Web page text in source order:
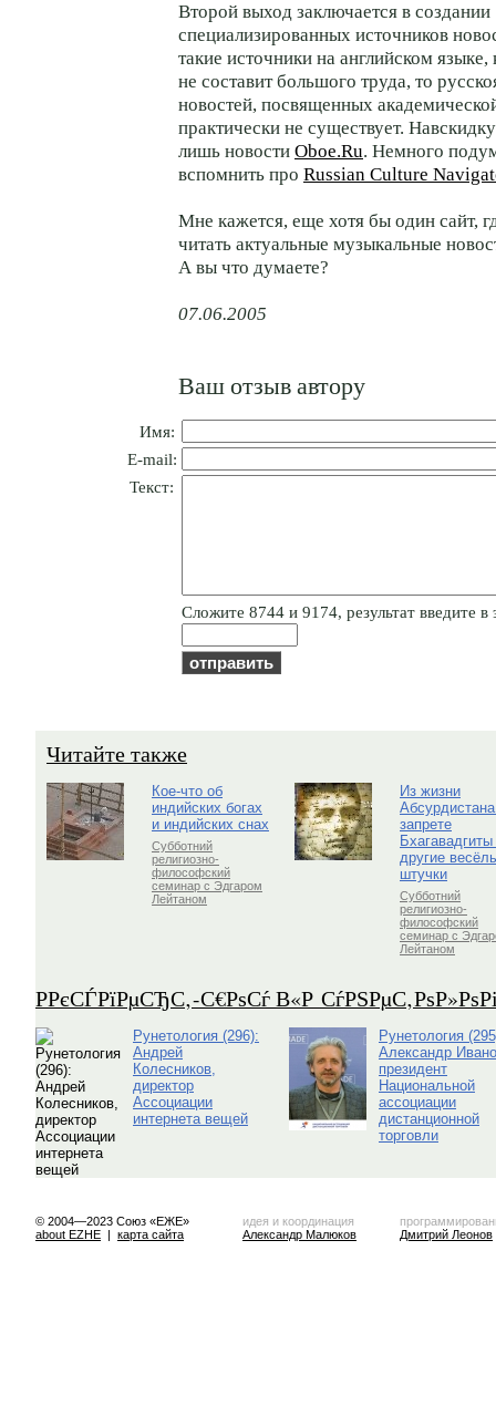
Второй выход заключается в создании
специализированных источников
такие источники на английском языке,
не составит большого труда, то
новостей, посвященных
практически не существует.
лишь новости Oboe.Ru. Немного
вспомнить про Russian Culture
Мне кажется, еще хотя бы один сайт,
читать актуальные музыкальные
А вы что думаете?
07.06.2005
Ваш отзыв автору
Имя:
E-mail:
Текст:
Cлoжитe 8744 и 9174, результат введите в
Читайте также
Кое-что об
индийских богах
и индийских снах
Субботний
религиозно-
философский
семинар с Эдгаром
Лейтаном
Из жизни
запрете
Бхагавадгиты
другие
штучки
Субботний
религиозно-
философский
семинар с
Лейтаном
Р­РєСЃРїРµСЂС‚-С€РѕСѓ В«Р
Рунетология (296):
Андрей
Колесников,
директор
Ассоциации
интернета вещей
Рунетология
Александр
президент
Национальной
ассоциации
дистанционной
торговли
© 2004—2023 Союз «ЕЖЕ»
about EZHE | карта сайта
идея и координация
Александр Малюков
Дмитрий Леонов